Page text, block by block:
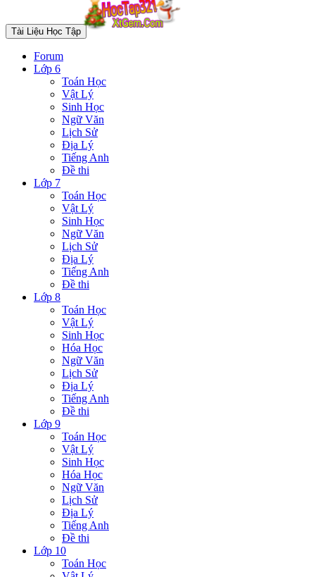
Tài Liệu Học Tập
Forum
Lớp 6
Toán Học
Vật Lý
Sinh Học
Ngữ Văn
Lịch Sử
Địa Lý
Tiếng Anh
Đề thi
Lớp 7
Toán Học
Vật Lý
Sinh Học
Ngữ Văn
Lịch Sử
Địa Lý
Tiếng Anh
Đề thi
Lớp 8
Toán Học
Vật Lý
Sinh Học
Hóa Học
Ngữ Văn
Lịch Sử
Địa Lý
Tiếng Anh
Đề thi
Lớp 9
Toán Học
Vật Lý
Sinh Học
Hóa Học
Ngữ Văn
Lịch Sử
Địa Lý
Tiếng Anh
Đề thi
Lớp 10
Toán Học